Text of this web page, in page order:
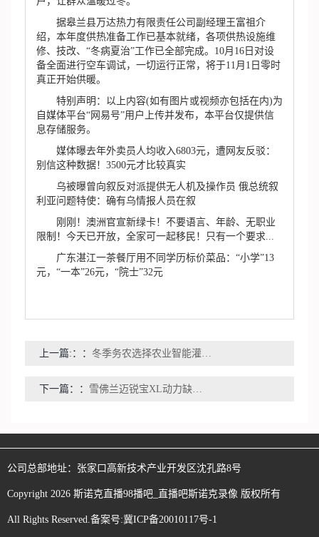
据皋兰县万达热力有限责任公司副经理王富祖介
绍，本年度供热准备工作已基本就绪，各项供热设施维
修、技改、“冬病夏治”工作已全部完成。10月16日对设
备全面进行空车调试，一切运行正常，将于11月1日零时
真正开始供暖。
特别声明：以上内容(如有图片或视频亦包括在内)为
自媒体平台“网易号”用户上传并发布，本平台仅提供信
息存储服务。
媒体曝去年外卖员人均收入6803元，遭网友反驳：
别信这种数据！3500元才比较真实
乌被曝曾向叙反对派提供无人机及操作员 俄总统叙
利亚问题特使：确有乌情报人员在叙
刚刚！澳洲官宣新绿卡！不要语言、年龄、无职业
限制！今天已开放，全家可一起移民！只有一个要求...
广东湛江一茶餐厅用不同学历标价菜品：“小学”13
元，“一本”26元，“院士”32元
上一篇:： 冬季务农选择农业智能灌溉一体化泵站
下一篇： 雪佛兰迈锐宝XL动力缺失 水温表忽然跳高
公司总部地址： 张家口高新技术产业开发区沈孔路8号
Copyright 2026 斯诺克直播98播吧_直播吧斯诺克录像 版权所有
All Rights Reserved.备案号:冀ICP备20010117号-1